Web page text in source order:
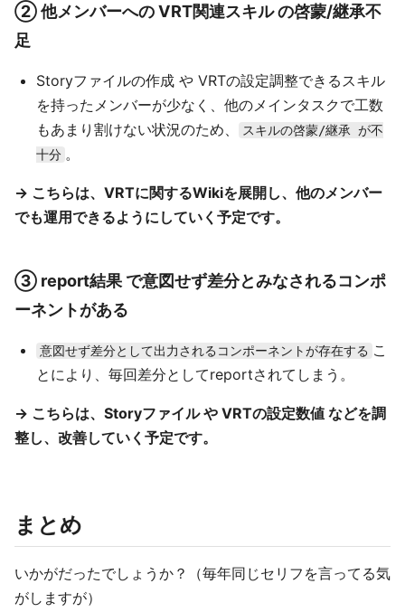
② 他メンバーへの VRT関連スキル の啓蒙/継承不
足
Storyファイルの作成 や VRTの設定調整できるスキル
を持ったメンバーが少なく、他のメインタスクで工数
もあまり割けない状況のため、
スキルの啓蒙/継承 が不
十分 。
→ こちらは、VRTに関するWikiを展開し、他のメンバー
でも運用できるようにしていく予定です。
③ report結果 で意図せず差分とみなされるコンポ
ーネントがある
意図せず差分として出力されるコンポーネントが存在する こ
とにより、毎回差分としてreportされてしまう。
→ こちらは、Storyファイル や VRTの設定数値 などを調
整し、改善していく予定です。
まとめ
いかがだったでしょうか？（毎年同じセリフを言ってる気
がしますが）